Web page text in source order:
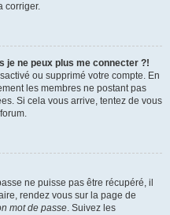
corriger.
je ne peux plus me connecter ?!
ou supprimé votre compte. En
les membres ne postant pas
Si cela vous arrive, tentez de vous
ne puisse pas être récupéré, il
rendez vous sur la page de
mot de passe. Suivez les